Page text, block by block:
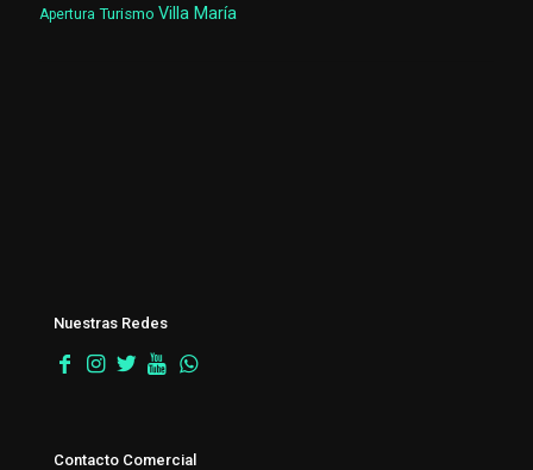
Apertura Turismo Villa María
Nuestras Redes
Contacto Comercial